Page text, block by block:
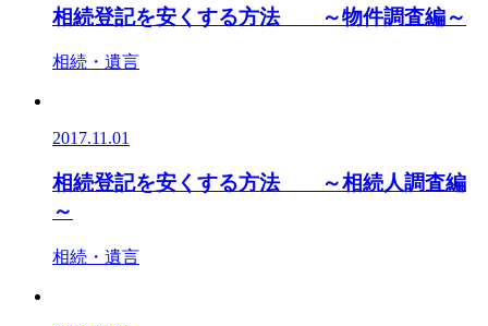
相続登記を安くする方法 ～物件調査編～
相続・遺言
2017.11.01
相続登記を安くする方法 ～相続人調査編
～
相続・遺言